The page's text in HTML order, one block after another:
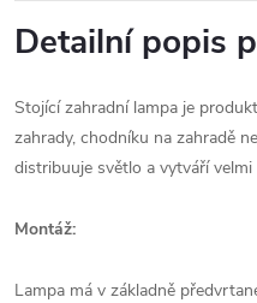
Detailní popis
Stojící zahradní lampa je
zahrady, chodníku na zahradě
distribuuje světlo a vytváří
Montáž:
Lampa má v základně